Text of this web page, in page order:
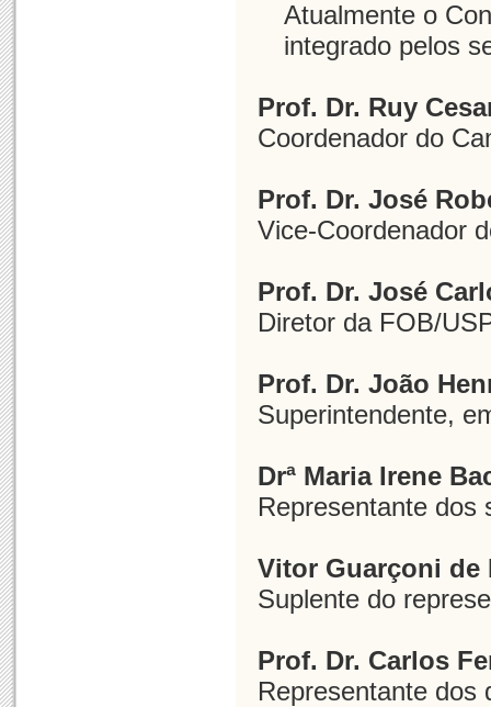
Atualmente o
integrado pelos
Prof. Dr. Ruy
Coordenador do
Prof. Dr. José
Vice-Coordenador
Prof. Dr. José
Diretor da FOB/
Prof. Dr. João
Superintendente,
Drª Maria Irene
Representante dos
Vitor Guarçoni de
Suplente do
Prof. Dr. Carlos
Representante dos